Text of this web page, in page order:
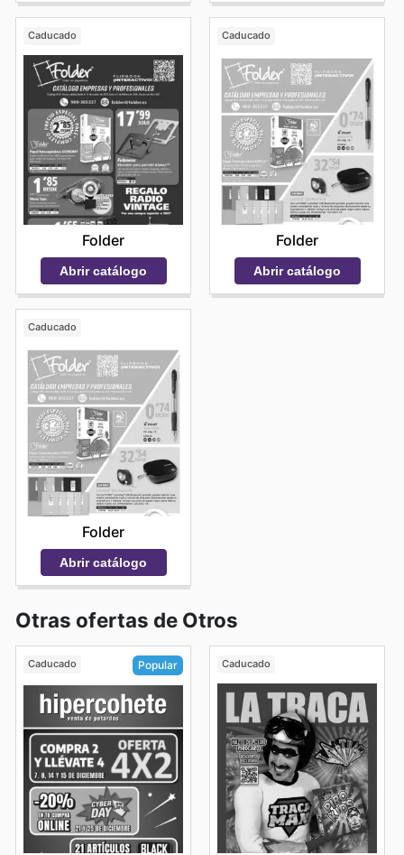
Caducado
Folder
Abrir catálogo
Caducado
Folder
Abrir catálogo
Caducado
Folder
Abrir catálogo
Otras ofertas de Otros
Caducado Popular Caducado